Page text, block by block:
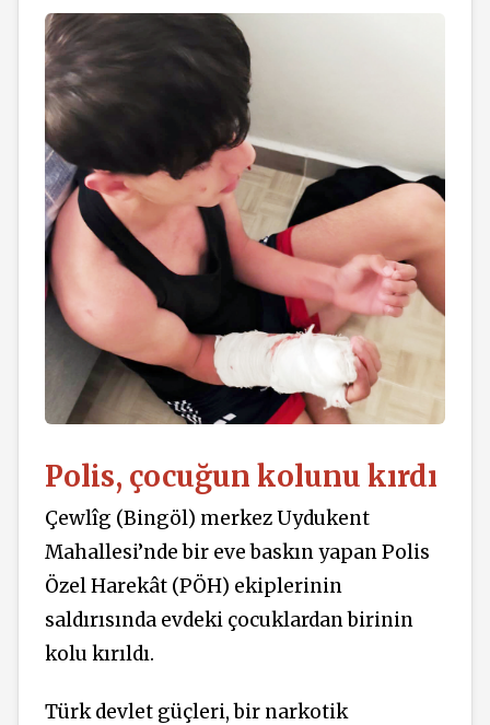
Polis, çocuğun kolunu kırdı
Çewlîg (Bingöl) merkez Uydukent
Mahallesi’nde bir eve baskın yapan Polis
Özel Harekât (PÖH) ekiplerinin
saldırısında evdeki çocuklardan birinin
kolu kırıldı.
Türk devlet güçleri, bir narkotik